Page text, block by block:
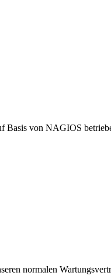
von NAGIOS
normalen